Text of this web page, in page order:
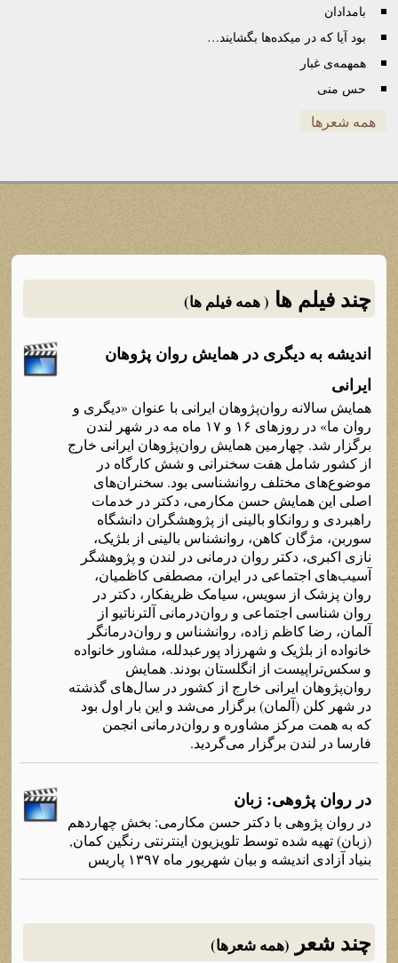
بامدادان
بود آیا که در میکده‌ها بگشایند…
همهمه‌ی غبار
حس منی
همه شعرها
چند فیلم ها ( همه فیلم ها)
اندیشه به دیگری در همایش روان پژوهان
ایرانی
همایش سالانه روان‌پژوهان ایرانی با عنوان «دیگری و
روان ما» در روزهای ۱۶ و ۱۷ ماه مه در شهر لندن
برگزار شد. چهارمین همایش روان‌پژوهان ایرانی خارج
از کشور شامل هفت سخنرانی و شش کارگاه در
موضوع‌های مختلف روانشناسی بود. سخنران‌های
اصلی این همایش حسن مکارمی، دکتر در خدمات
راهبردی و روانکاو بالینی‌ از پژوهشگران دانشگاه
سوربن، مژگان کاهن، روانشناس بالینی از بلژیک،
نازی اکبری، دکتر روان درمانی در لندن و پژوهشگر
آسیب‌های اجتماعی در ایران، مصطفی کاظمیان،
روان پزشک از سویس، سیامک ظریفکار، دکتر در
روان شناسی اجتماعی و روان‌درمانی آلترناتیو از
آلمان، رضا کاظم زاده، روانشناس و روان‌درمانگر
خانواده از بلژیک و شهرزاد پورعبدلله، مشاور خانواده
و سکس‌تراپیست از انگلستان بودند. همایش
روان‌پژوهان ایرانی خارج از کشور در سال‌های گذشته
در شهر کلن (آلمان) برگزار می‌شد و این بار اول بود
که به همت مرکز مشاوره و روان‌درمانی انجمن
فارسا در لندن برگزار می‌گردید.
در روان پژوهی: زبان
در روان پژوهی با دکتر حسن مکارمی: بخش چهاردهم
(زبان) تهیه شده توسط تلویزیون اینترنتی رنگین کمان,
بنیاد آزادی اندیشه و بیان شهریور ماه ۱۳۹۷ پاریس
چند شعر (همه شعرها)